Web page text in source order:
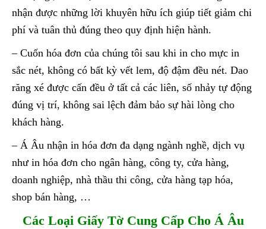
nhận được những lời khuyên hữu ích giúp tiết giảm chi
phí và tuân thủ đúng theo quy định hiện hành.
– Cuốn hóa đơn của chúng tôi sau khi in cho mực in
sắc nét, không có bất kỳ vết lem, độ đậm đều nét. Dao
răng xé được cấn đều ở tất cả các liên, số nhảy tự động
đúng vị trí, không sai lệch đảm bảo sự hài lòng cho
khách hàng.
– Á Âu nhận in hóa đơn đa dạng ngành nghề, dịch vụ
như in hóa đơn cho ngân hàng, công ty, cửa hàng,
doanh nghiệp, nhà thầu thi công, cửa hàng tạp hóa,
shop bán hàng, …
Các Loại Giấy Tờ Cung Cấp Cho Á Âu